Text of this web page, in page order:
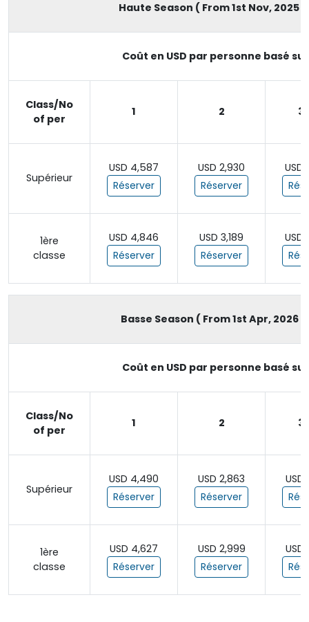
Haute Season ( From 1st Nov, 2025
Coût en USD par personne basé
Class/No
of per
1 2 3
Supérieur
USD 4,587
Réserver
USD 2,930
Réserver
USD
1ère
classe
USD 4,846
Réserver
USD 3,189
Réserver
USD
Basse Season ( From 1st Apr, 2026
Coût en USD par personne basé
Class/No
of per
1 2 3
Supérieur
USD 4,490
Réserver
USD 2,863
Réserver
USD
1ère
classe
USD 4,627
Réserver
USD 2,999
Réserver
USD